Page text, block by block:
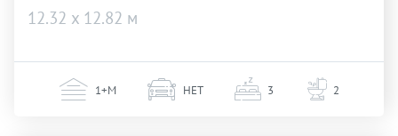
12.32 х 12.82 м
1+М НЕТ 3 2